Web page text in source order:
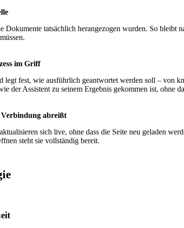
Dokumente tatsächlich herangezogen wurden. So
im Griff
legt fest, wie ausführlich geantwortet werden soll – von
der Assistent zu seinem Ergebnis gekommen ist, ohne
abreißt
sich live, ohne dass die Seite neu geladen
steht sie vollständig bereit.